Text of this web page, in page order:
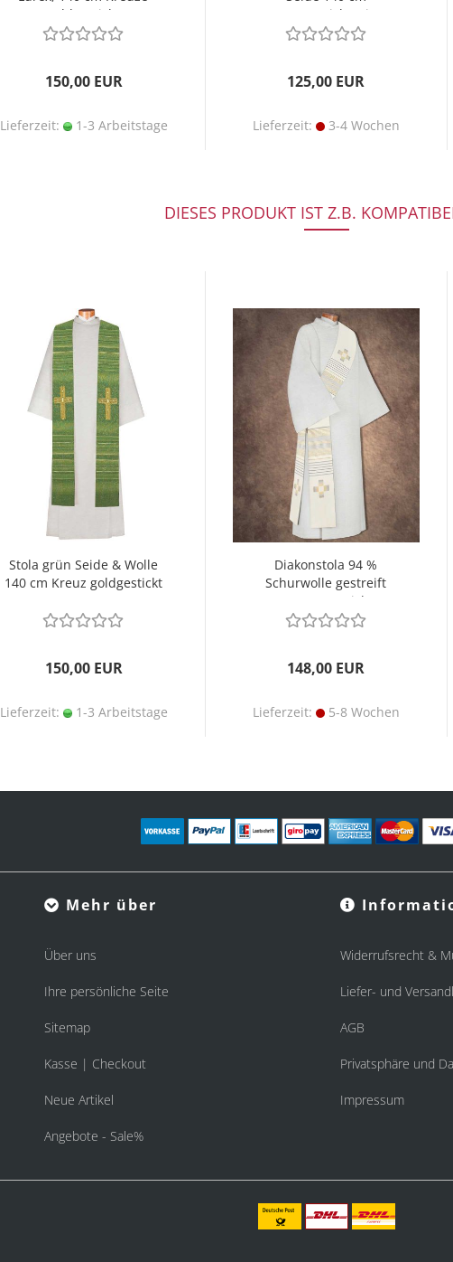
goldgestickt
150,00 EUR
Lieferzeit: 1-3 Arbeitstage
Kreuzstickerei
125,00 EUR
Lieferzeit: 3-4 Wochen
DIESES PRODUKT IST Z.B.
Stola grün Seide & Wolle
140 cm Kreuz goldgestickt
150,00 EUR
Lieferzeit: 1-3 Arbeitstage
Diakonstola 94 %
Schurwolle gestreift
Kreuze gestickt
148,00 EUR
Lieferzeit: 5-8 Wochen
Mehr über
Über uns
Ihre persönliche Seite
Sitemap
Kasse | Checkout
Neue Artikel
Angebote - Sale%
Widerrufsrecht &
Liefer- und
AGB
Privatsphäre und
Impressum